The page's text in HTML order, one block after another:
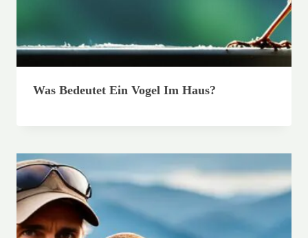
Was Bedeutet Ein Vogel Im Haus?